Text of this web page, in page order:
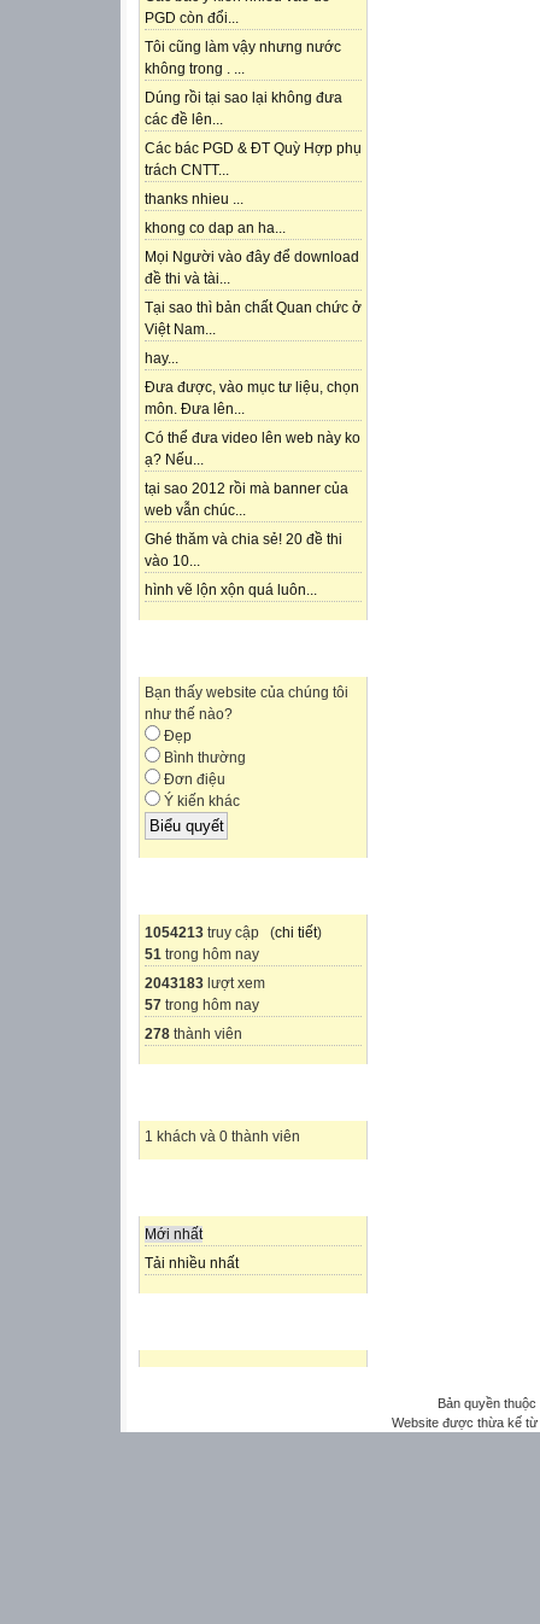
PGD còn đổi...
Tôi cũng làm vậy nhưng nước
không trong . ...
Dúng rồi tại sao lại không đưa
các đề lên...
Các bác PGD & ĐT Quỳ Hợp phụ
trách CNTT...
thanks nhieu ...
khong co dap an ha...
Mọi Người vào đây để download
đề thi và tài...
Tại sao thì bản chất Quan chức ở
Việt Nam...
hay...
Đưa được, vào mục tư liệu, chọn
môn. Đưa lên...
Có thể đưa video lên web này ko
ạ? Nếu...
tại sao 2012 rồi mà banner của
web vẫn chúc...
Ghé thăm và chia sẻ! 20 đề thi
vào 10...
hình vẽ lộn xộn quá luôn...
Bạn thấy website của chúng tôi
như thế nào?
Đẹp
Bình thường
Đơn điệu
Ý kiến khác
1054213 truy cập (chi tiết)
51 trong hôm nay
2043183 lượt xem
57 trong hôm nay
278 thành viên
1 khách và 0 thành viên
Mới nhất
Tải nhiều nhất
Bản quyền
Website được thừa kế từ